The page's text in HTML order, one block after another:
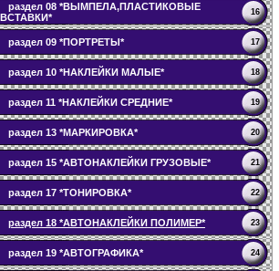
раздел 08 *ВЫМПЕЛА,ПЛАСТИКОВЫЕ
ВСТАВКИ*
16
раздел 09 *ПОРТРЕТЫ* 17
раздел 10 *НАКЛЕЙКИ МАЛЫЕ* 18
раздел 11 *НАКЛЕЙКИ СРЕДНИЕ* 19
раздел 13 *МАРКИРОВКА* 20
раздел 15 *АВТОНАКЛЕЙКИ ГРУЗОВЫЕ* 21
раздел 17 *ТОНИРОВКА* 22
раздел 18 *АВТОНАКЛЕЙКИ ПОЛИМЕР* 23
раздел 19 *АВТОГРАФИКА* 24